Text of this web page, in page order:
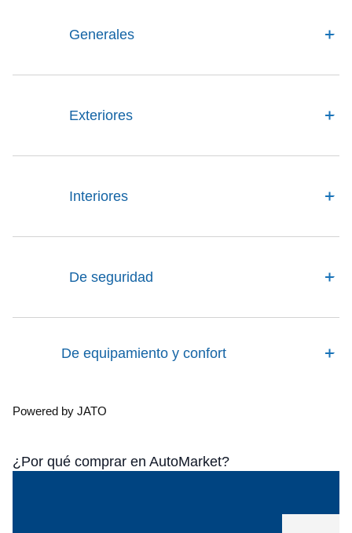
Generales
Exteriores
Interiores
De seguridad
De equipamiento y confort
Powered by JATO
¿Por qué comprar en AutoMarket?